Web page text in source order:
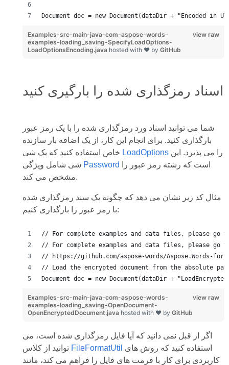
Document doc = new Document(dataDir + "Encoded in
view raw
Examples-src-main-java-com-aspose-words-
examples-loading_saving-SpecifyLoadOptions-
LoadOptionsEncoding.java hosted with ❤ by GitHub
اسناد رمزگذاری شده را بارگیری کنید
شما می توانید اسناد ورد رمزگذاری شده را با یک رمز عبور
بارگذاری کنید. برای انجام این کار، از یک اضافه بار سازنده
LoadOptionsرا می پذیرد. این
Password
مشخص می کند.
مثال کد زیر نشان می دهد که چگونه یک سند رمزگذاری شده
با رمز عبور را بارگذاری کنیم:
// For complete examples and data files, please go
// For complete examples and data files, please go
// https://github.com/aspose-words/Aspose.Words-for-
// Load the encrypted document from the absolute
Document doc = new Document(dataDir +
view raw
Examples-src-main-java-com-aspose-words-
examples-loading_saving-OpenDocument-
OpenEncryptedDocument.java hosted with ❤ by GitHub
اگر از قبل نمی دانید که آیا فایل رمزگذاری شده است، می
توانید از کلاس FileFormatUtil
کاربردی برای کار با فرمت های فایل را فراهم می کند، مانند